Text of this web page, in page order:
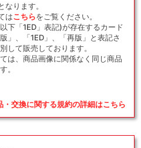
ります。
はこちらをご覧ください。
下「1ED」表記)が存在するカード
」、「1ED」、「再版」と表記さ
して販売しております。
は、商品画像に関係なく同じ商品
。
・交換に関する規約の詳細はこちら